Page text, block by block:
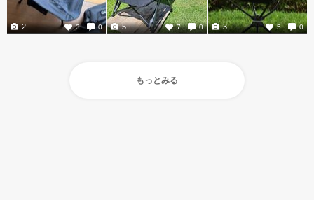
3 0
2 7 0
5 5 0
3
もっとみる